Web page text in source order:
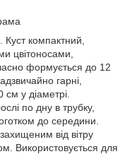
Куст компактний,
цвітоносами,
формується до 12
гарні,
см у діаметрі.
по дну в трубку,
до середини.
від вітру
Використовується для